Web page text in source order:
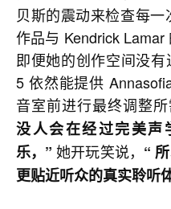
贝斯的震动来检查每
作品与 Kendrick Lamar
即便她的创作空间没
5 依然能提供
音室前进行最终调整
没人会在经过完美声
乐，” 她开玩笑说， “
更贴近听众的真实聆听